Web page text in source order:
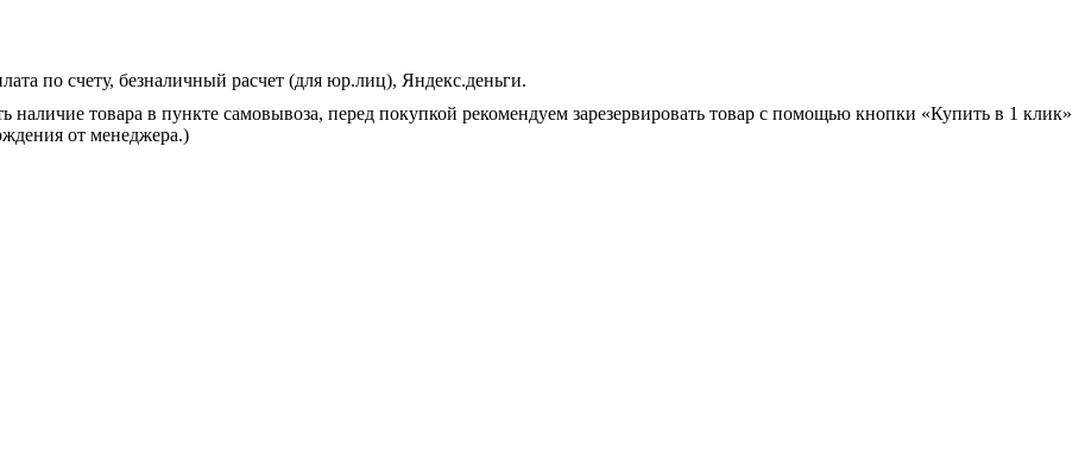
по счету, безналичный расчет (для юр.лиц), Яндекс.деньги.
наличие товара в пункте самовывоза, перед покупкой рекомендуем зарезервировать товар с помощью кнопки «Купить в 1 клик»
от менеджера.)